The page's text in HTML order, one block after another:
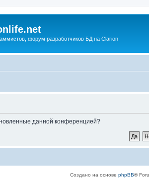
форум разработчиков БД на Clarion
данной конференцией?
Создано на основе phpBB®